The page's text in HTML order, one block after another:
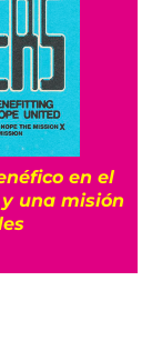
en el
una misión